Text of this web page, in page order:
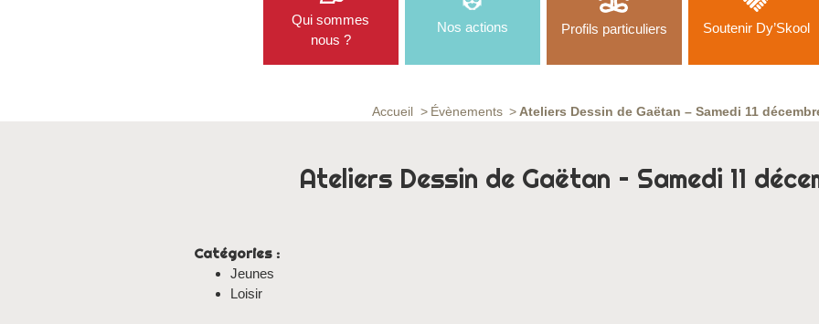
Qui sommes
nous ?
Nos actions Profils particuliers Soutenir Dy’Skool
Accueil Évènements Ateliers Dessin de Gaëtan – Samedi 11
Ateliers Dessin de Gaëtan – Samedi 11
Catégories :
Jeunes
Loisir